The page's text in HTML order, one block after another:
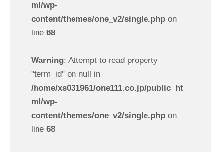
ml/wp-
content/themes/one_v2/single.phpon
line 68
Warning: Attempt to read property
"term_id" on null in
/home/xs031961/one111.co.jp/public_ht
ml/wp-
content/themes/one_v2/single.phpon
line 68